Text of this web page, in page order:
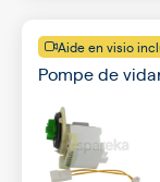
Aide en visio
Pompe de